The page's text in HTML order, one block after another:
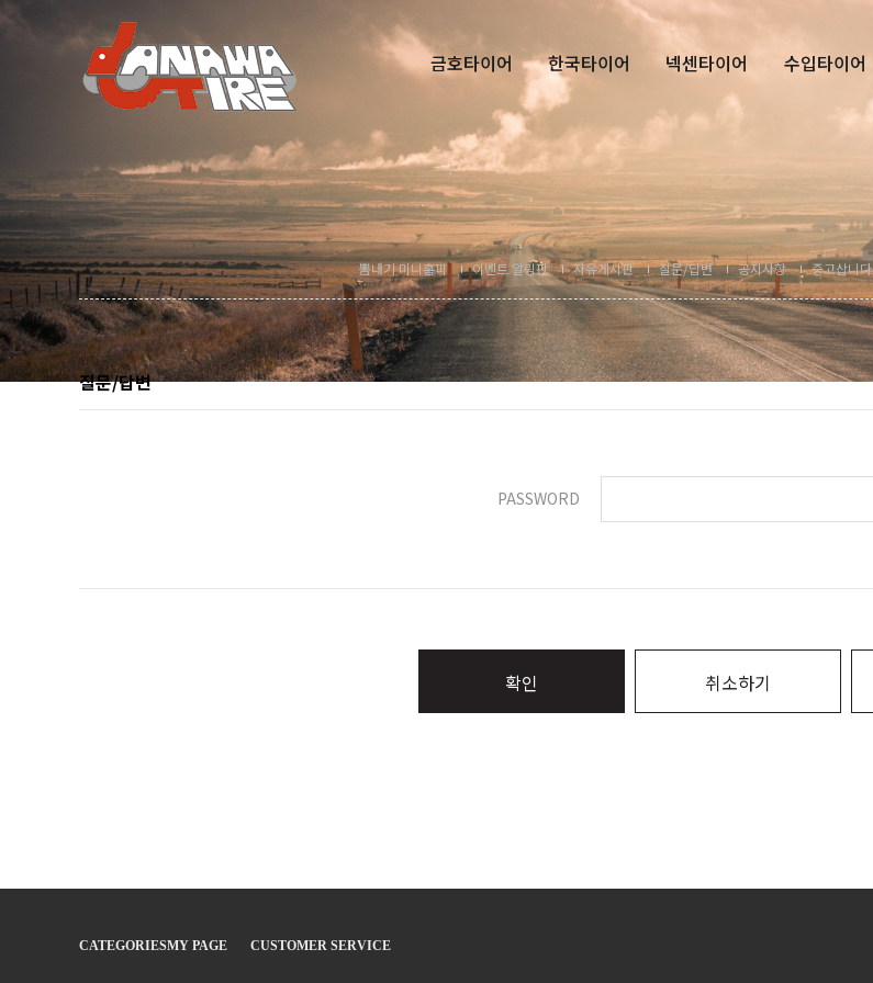
금호타이어 한국타이어 넥센타이어 수입타이어
뽐내기 미니홈피 이벤트 알림판 자유게시판 질문/답변 공지사항 중고삽니다
질문/답변
PASSWORD
확인 취소하기
CATEGORIESMY PAGE CUSTOMER SERVICE